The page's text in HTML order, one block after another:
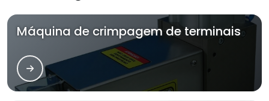
Máquina de crimpagem de terminais